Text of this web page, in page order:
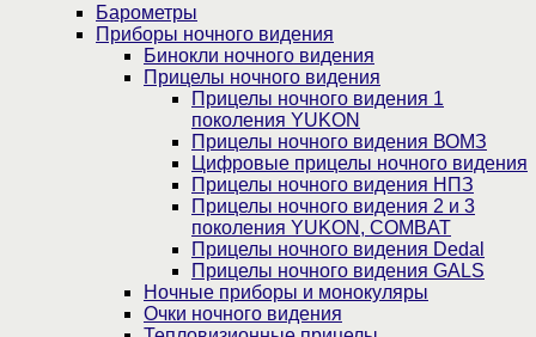
Барометры
Приборы ночного видения
Бинокли ночного видения
Прицелы ночного видения
Прицелы ночного видения 1
поколения YUKON
Прицелы ночного видения ВОМЗ
Цифровые прицелы ночного видения
Прицелы ночного видения НПЗ
Прицелы ночного видения 2 и 3
поколения YUKON, COMBAT
Прицелы ночного видения Dedal
Прицелы ночного видения GALS
Ночные приборы и монокуляры
Очки ночного видения